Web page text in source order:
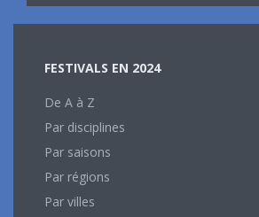
FESTIVALS EN 2024
De A à Z
Par disciplines
Par saisons
Par régions
Par villes